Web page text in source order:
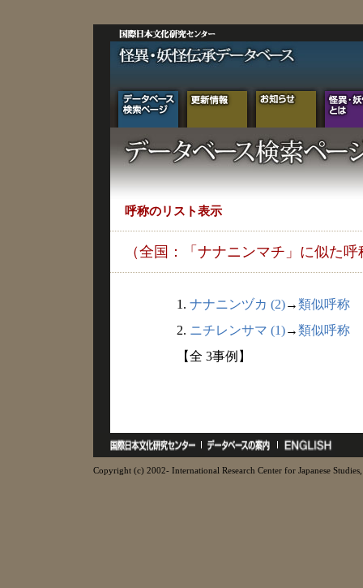
呼称のリスト表示
（全国：「ナナニンマチ」に似た呼
1. ナナニンヅカ (2)→類似呼称
2. ニチレンサマ (1)→類似呼称
【全 3事例】
Copyright (c) 2002- International Research Center for Japanese